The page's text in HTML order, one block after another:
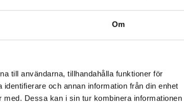
Om
till användarna, tillhandahålla funktioner för
och annan information från din enhet
Dessa kan i sin tur kombinera informationen
via en
utanför
Revisionsår:
Köp- och leveransvillkor